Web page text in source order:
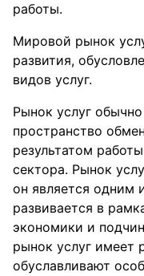
работы.
Мировой рынок
развития,
видов услуг.
Рынок услуг
пространство
результатом
сектора. Рынок
он является одним
развивается в
экономики и
рынок услуг имеет
обуславливают